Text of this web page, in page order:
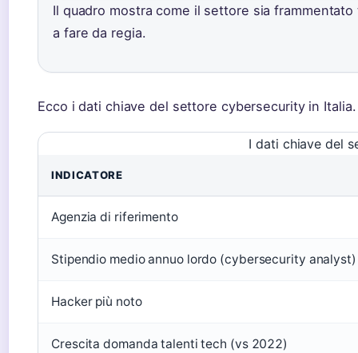
Il quadro mostra come il settore sia
a fare da regia.
Ecco i dati chiave del settore cybersecurity in Italia.
I dati chiave del
INDICATORE
Agenzia di riferimento
Stipendio medio annuo lordo (cybersecurity analyst)
Hacker più noto
Crescita domanda talenti tech (vs 2022)